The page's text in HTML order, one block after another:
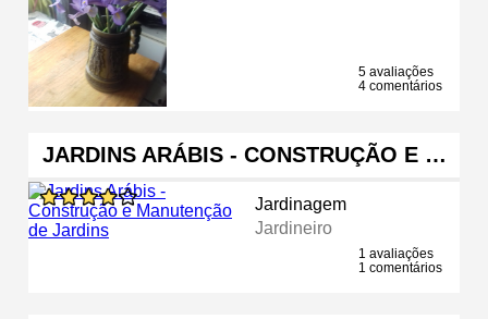
5 avaliações
4 comentários
JARDINS ARÁBIS - CONSTRUÇÃO E …
Jardinagem
Jardineiro
1 avaliações
1 comentários